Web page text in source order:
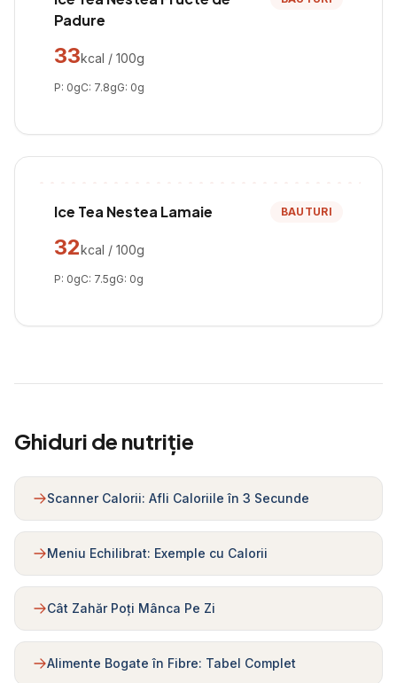
Padure
33kcal / 100g
P: 0gC: 7.8gG: 0g
Ice Tea Nestea Lamaie BAUTURI
32kcal / 100g
P: 0gC: 7.5gG: 0g
Ghiduri de nutriție
Scanner Calorii: Afli Caloriile în 3 Secunde
Meniu Echilibrat: Exemple cu Calorii
Cât Zahăr Poți Mânca Pe Zi
Alimente Bogate în Fibre: Tabel Complet